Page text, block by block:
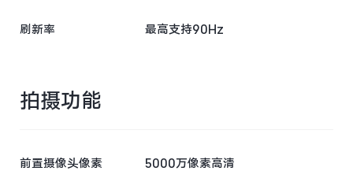
刷新率 最高支持90Hz
拍摄功能
前置摄像头像素 5000万像素高清